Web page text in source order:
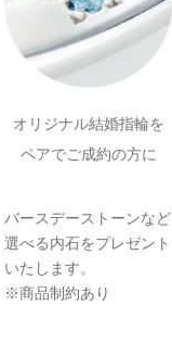
オリジナル結婚指輪を
ペアでご成約の方に
バースデーストーンなど
選べる内石をプレゼント
いたします。
※商品制約あり